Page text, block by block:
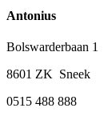
Antonius
Bolswarderbaan 1
8601 ZK Sneek
0515 488 888